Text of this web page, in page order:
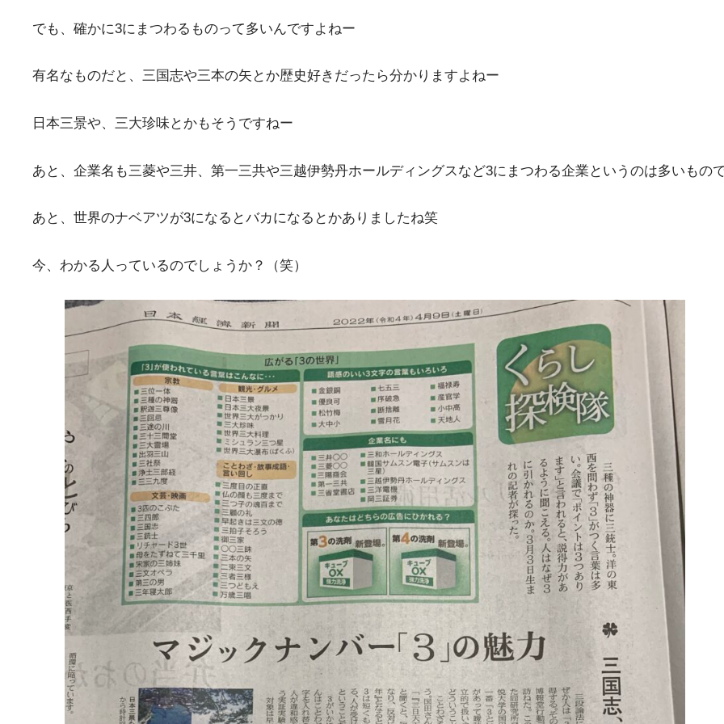
でも、確かに3にまつわるものって多いんですよねー
有名なものだと、三国志や三本の矢とか歴史好きだったら分かりますよねー
日本三景や、三大珍味とかもそうですねー
あと、企業名も三菱や三井、第一三共や三越伊勢丹ホールディングスなど3にまつわる企業というのは多いもの
あと、世界のナベアツが3になるとバカになるとかありましたね笑
今、わかる人っているのでしょうか？（笑）